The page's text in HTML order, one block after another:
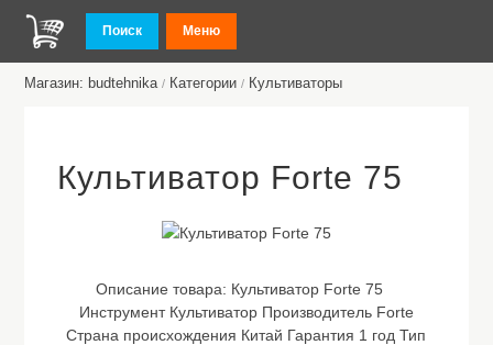
Поиск Меню
Магазин: budtehnika / Категории / Культиваторы
Культиватор Forte 75
Описание товара: Культиватор Forte 75
Инструмент Культиватор Производитель Forte
Страна происхождения Китай Гарантия 1 год Тип